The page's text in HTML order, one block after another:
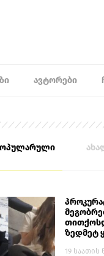
ᲐᲕᲢᲝᲠᲔᲑᲘ
ზედმეტ
19 საათის